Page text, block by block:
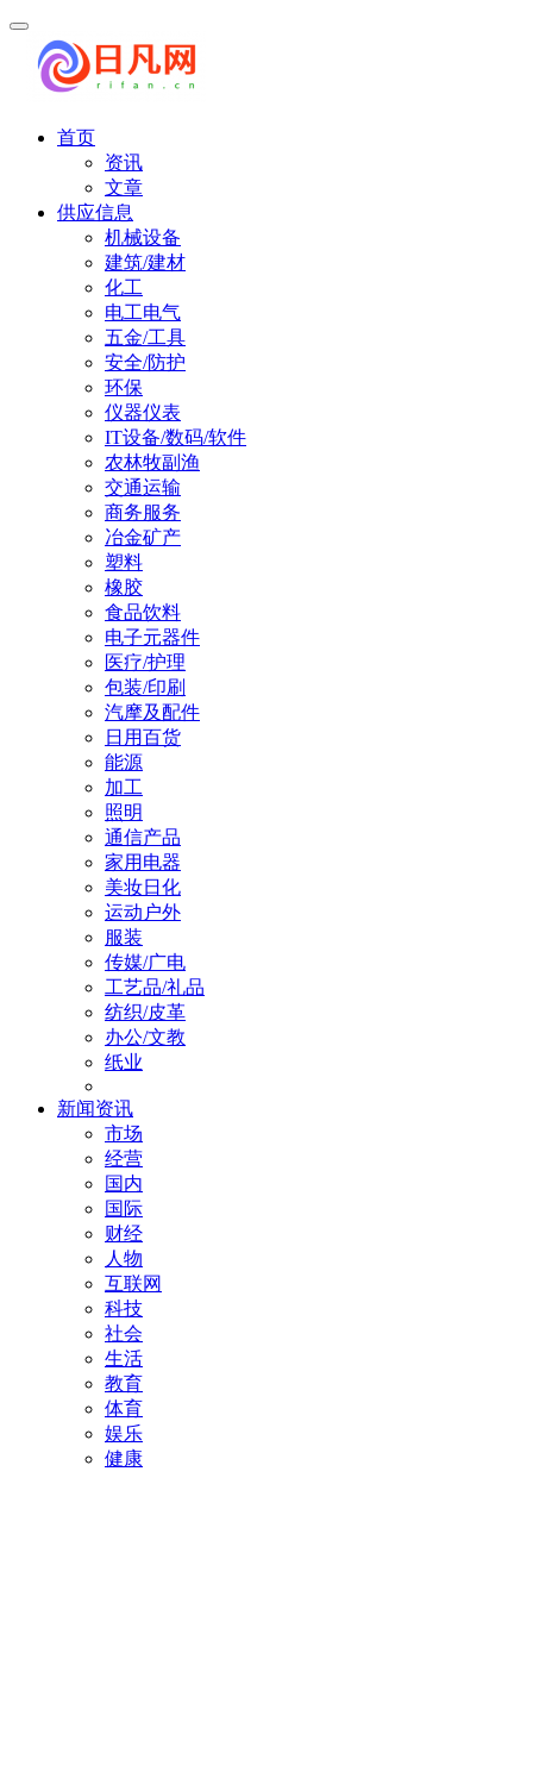
首页
资讯
文章
供应信息
机械设备
建筑/建材
化工
电工电气
五金/工具
安全/防护
环保
仪器仪表
IT设备/数码/软件
农林牧副渔
交通运输
商务服务
冶金矿产
塑料
橡胶
食品饮料
电子元器件
医疗/护理
包装/印刷
汽摩及配件
日用百货
能源
加工
照明
通信产品
家用电器
美妆日化
运动户外
服装
传媒/广电
工艺品/礼品
纺织/皮革
办公/文教
纸业
新闻资讯
市场
经营
国内
国际
财经
人物
互联网
科技
社会
生活
教育
体育
娱乐
健康